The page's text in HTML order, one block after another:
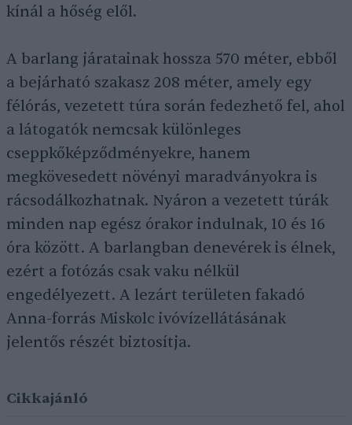
kínál a hőség elől.
A barlang járatainak hossza 570 méter, ebből
a bejárható szakasz 208 méter, amely egy
félórás, vezetett túra során fedezhető fel, ahol
a látogatók nemcsak különleges
cseppkőképződményekre, hanem
megkövesedett növényi maradványokra is
rácsodálkozhatnak. Nyáron a vezetett túrák
minden nap egész órakor indulnak, 10 és 16
óra között. A barlangban denevérek is élnek,
ezért a fotózás csak vaku nélkül
engedélyezett. A lezárt területen fakadó
Anna-forrás Miskolc ivóvízellátásának
jelentős részét biztosítja.
Cikkajánló